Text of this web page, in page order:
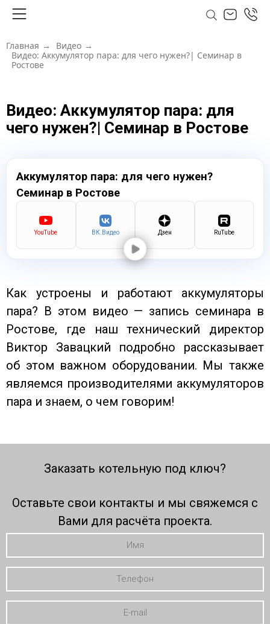
Главная → Видео →
Видео: Аккумулятор пара: для чего нужен?| Семинар в
Ростове
Видео: Аккумулятор пара: для
чего нужен?| Семинар в Ростове
Аккумулятор пара: для чего нужен?
Семинар в Ростове
YouTube ВК.Видео Дзен RuTube
Как устроены и работают аккумуляторы
пара? В этом видео — запись семинара в
Ростове, где наш технический директор
Виктор Завацкий подробно рассказывает
об этом важном оборудовании. Мы также
являемся производителями аккумуляторов
пара и знаем, о чем говорим!
Заказать котельную под ключ?
Оставьте свои контакты и мы свяжемся с
Вами для расчёта проекта.